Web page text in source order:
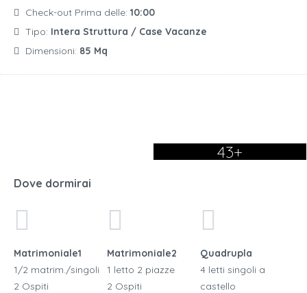
Check-out Prima delle: 10:00
Tipo: Intera Struttura / Case Vacanze
Dimensioni: 85 Mq
43+
Dove dormirai
Matrimoniale1
1/2 matrim./singoli
2 Ospiti
Matrimoniale2
1 letto 2 piazze
2 Ospiti
Quadrupla
4 letti singoli a
castello